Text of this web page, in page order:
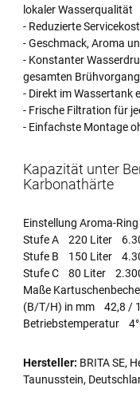
lokaler Wasserqualität
- Reduzierte
- Geschmack, Aroma
- Konstanter
gesamten
- Direkt im Wassertank
- Frische Filtration für
- Einfachste Montage
Kapazität unter
Karbonathärte
Einstellung Aroma-
Stufe A 220 Liter
Stufe B 150 Liter
Stufe C 80 Liter
Maße
(B/T/H) in mm 42,8 /
Betriebstemperatur
Hersteller: BRITA SE,
Taunusstein,